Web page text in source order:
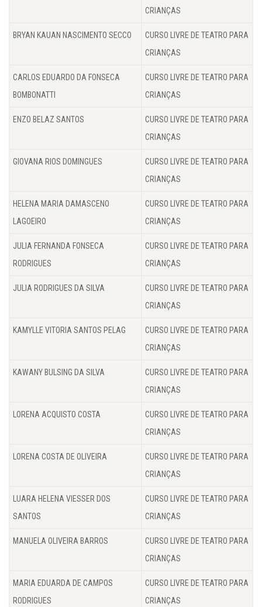
CRIANÇAS
BRYAN KAUAN NASCIMENTO SECCO
CURSO LIVRE DE TEATRO PARA
CRIANÇAS
CARLOS EDUARDO DA FONSECA
BOMBONATTI
CURSO LIVRE DE TEATRO PARA
CRIANÇAS
ENZO BELAZ SANTOS
CURSO LIVRE DE TEATRO PARA
CRIANÇAS
GIOVANA RIOS DOMINGUES
CURSO LIVRE DE TEATRO PARA
CRIANÇAS
HELENA MARIA DAMASCENO
LAGOEIRO
CURSO LIVRE DE TEATRO PARA
CRIANÇAS
JULIA FERNANDA FONSECA
RODRIGUES
CURSO LIVRE DE TEATRO PARA
CRIANÇAS
JULIA RODRIGUES DA SILVA
CURSO LIVRE DE TEATRO PARA
CRIANÇAS
KAMYLLE VITORIA SANTOS PELAG
CURSO LIVRE DE TEATRO PARA
CRIANÇAS
KAWANY BULSING DA SILVA
CURSO LIVRE DE TEATRO PARA
CRIANÇAS
LORENA ACQUISTO COSTA
CURSO LIVRE DE TEATRO PARA
CRIANÇAS
LORENA COSTA DE OLIVEIRA
CURSO LIVRE DE TEATRO PARA
CRIANÇAS
LUARA HELENA VIESSER DOS
SANTOS
CURSO LIVRE DE TEATRO PARA
CRIANÇAS
MANUELA OLIVEIRA BARROS
CURSO LIVRE DE TEATRO PARA
CRIANÇAS
MARIA EDUARDA DE CAMPOS
RODRIGUES
CURSO LIVRE DE TEATRO PARA
CRIANÇAS